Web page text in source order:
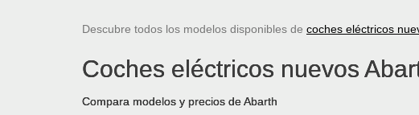
Descubre todos los modelos disponibles de coches eléctricos
Coches eléctricos nuevos
Compara modelos y precios de Abarth